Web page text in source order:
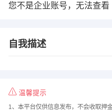
您不是企业账号，无法查看
自我描述
温馨提示
1、本平台仅供信息发布，不会收取押